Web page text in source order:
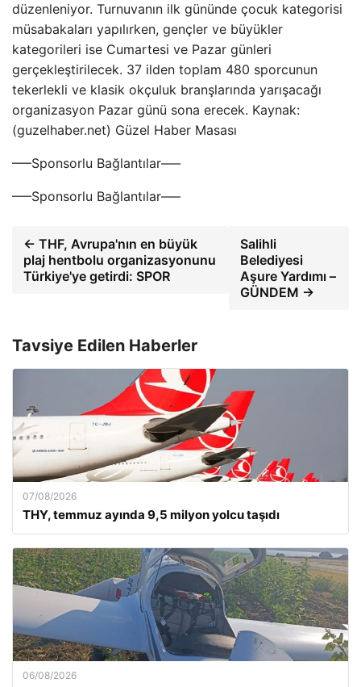
düzenleniyor. Turnuvanın ilk gününde çocuk kategorisi
müsabakaları yapılırken, gençler ve büyükler
kategorileri ise Cumartesi ve Pazar günleri
gerçekleştirilecek. 37 ilden toplam 480 sporcunun
tekerlekli ve klasik okçuluk branşlarında yarışacağı
organizasyon Pazar günü sona erecek. Kaynak:
(guzelhaber.net) Güzel Haber Masası
—–Sponsorlu Bağlantılar—–
—–Sponsorlu Bağlantılar—–
← THF, Avrupa'nın en büyük
plaj hentbolu organizasyonunu
Türkiye'ye getirdi: SPOR
Salihli
Belediyesi
Aşure Yardımı –
GÜNDEM →
Tavsiye Edilen Haberler
07/08/2026
THY, temmuz ayında 9,5 milyon yolcu taşıdı
06/08/2026